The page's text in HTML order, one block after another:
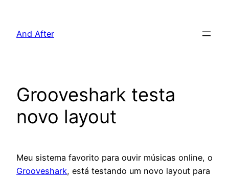
And After
Grooveshark testa
novo layout
Meu sistema favorito para ouvir músicas online, o
Grooveshark, está testando um novo layout para